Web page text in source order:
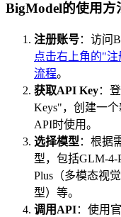
BigModel的使用方
注册账号：访问
点击右上角的"
流程。
获取API Key：
Keys"，创建一
API时使用。
选择模型 ：根据
型，包括GLM-4-
Plus（多模态视
型）等。
调用API：使用